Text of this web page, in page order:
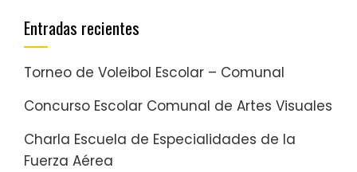
Entradas recientes
Torneo de Voleibol Escolar – Comunal
Concurso Escolar Comunal de Artes Visuales
Charla Escuela de Especialidades de la
Fuerza Aérea